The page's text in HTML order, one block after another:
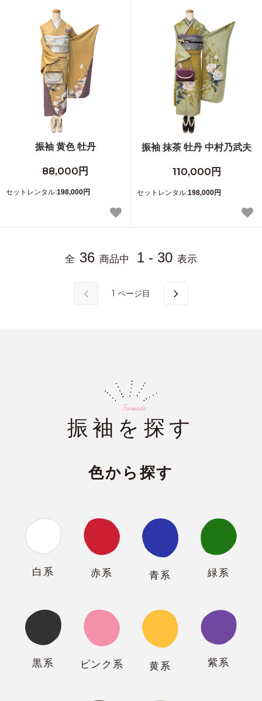
振袖 黄色 牡丹
88,000円
セットレンタル:198,000円
振袖 抹茶 牡丹 中村乃武夫
110,000円
セットレンタル:198,000円
全 36 商品中 1 - 30 表示
1 ページ目
振袖を探す
色から探す
白系 赤系 青系 緑系
黒系 ピンク系 黄系 紫系